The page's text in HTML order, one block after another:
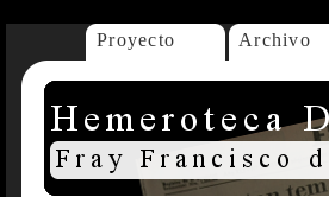
Proyecto Archivo